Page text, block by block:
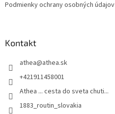
Podmienky ochrany osobných údajov
Kontakt
athea@athea.sk
+421911458001
Athea ... cesta do sveta chuti...
1883_routin_slovakia